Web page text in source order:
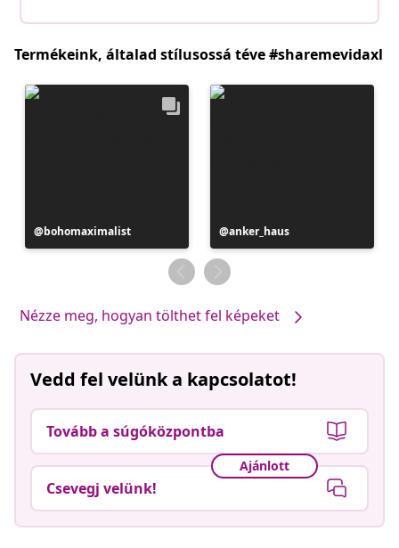
Termékeink, általad stílusossá téve #sharemevidaxl
Bejegyzés
közzétevője
bohomaximalist
Bejegyzés
közzétevője
anker_haus
Nézze meg, hogyan tölthet fel képeket
Vedd fel velünk a kapcsolatot!
Tovább a súgóközpontba
Ajánlott
Csevegj velünk!